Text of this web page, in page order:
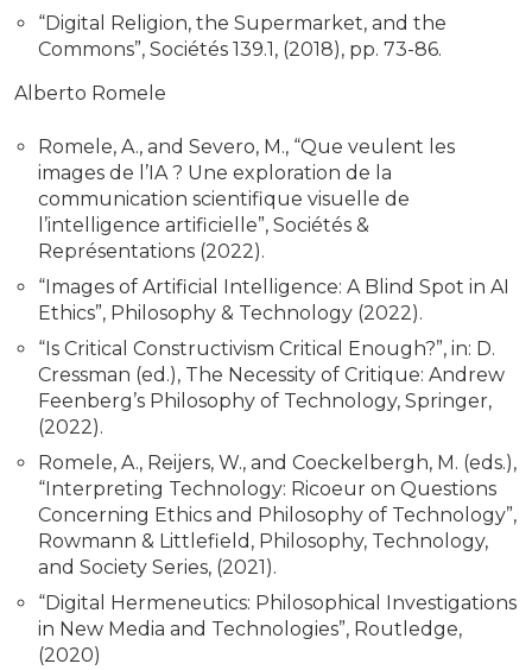
“Digital Religion, the Supermarket, and the
Commons”, Sociétés 139.1, (2018), pp. 73-86.
Alberto Romele
Romele, A., and Severo, M., “Que veulent les
images de l’IA ? Une exploration de la
communication scientifique visuelle de
l’intelligence artificielle”, Sociétés &
Représentations (2022).
“Images of Artificial Intelligence: A Blind Spot in AI
Ethics”, Philosophy & Technology (2022).
“Is Critical Constructivism Critical Enough?”, in: D.
Cressman (ed.), The Necessity of Critique: Andrew
Feenberg’s Philosophy of Technology, Springer,
(2022).
Romele, A., Reijers, W., and Coeckelbergh, M. (eds.),
“Interpreting Technology: Ricoeur on Questions
Concerning Ethics and Philosophy of Technology”,
Rowmann & Littlefield, Philosophy, Technology,
and Society Series, (2021).
“Digital Hermeneutics: Philosophical Investigations
in New Media and Technologies”, Routledge,
(2020)